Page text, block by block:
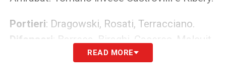
Portieri: Dragowski, Rosati, Terracciano.
Difensori : Barreca, Biraghi, Caceres, Malcuit,
Milenkovic, Martinez Quarta, Olivera,
READ MORE